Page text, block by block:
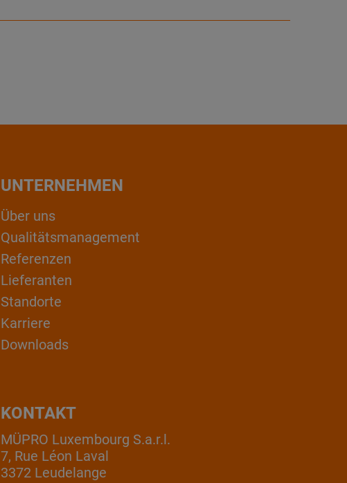
UNTERNEHMEN
Über uns
Qualitätsmanagement
Referenzen
Lieferanten
Standorte
Karriere
Downloads
KONTAKT
MÜPRO Luxembourg S.a.r.l.
7, Rue Léon Laval
3372 Leudelange